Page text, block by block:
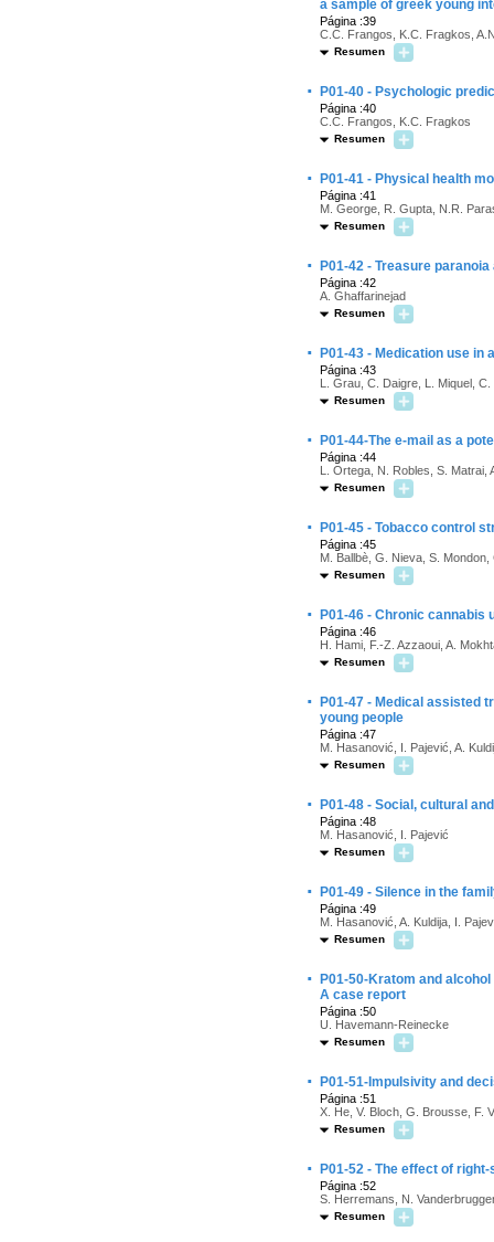
a sample of greek young
Página :39
C.C. Frangos, K.C. Fragkos,
Resumen
· P01-40 - Psychologic
Página :40
C.C. Frangos, K.C. Fragkos
Resumen
· P01-41 - Physical health
Página :41
M. George, R. Gupta, N.R.
Resumen
· P01-42 - Treasure
Página :42
A. Ghaffarinejad
Resumen
· P01-43 - Medication use
Página :43
L. Grau, C. Daigre, L. Miquel,
Resumen
· P01-44-The e-mail as a
Página :44
L. Ortega, N. Robles, S. Matrai,
Resumen
· P01-45 - Tobacco control
Página :45
M. Ballbè, G. Nieva, S.
Resumen
· P01-46 - Chronic cannabis
Página :46
H. Hami, F.-Z. Azzaoui, A.
Resumen
·
P01-47 - Medical assisted
young people
Página :47
M. Hasanović, I. Pajević, A.
Resumen
· P01-48 - Social, cultural
Página :48
M. Hasanović, I. Pajević
Resumen
· P01-49 - Silence in the
Página :49
M. Hasanović, A. Kuldija, I.
Resumen
·
P01-50-Kratom and
A case report
Página :50
U. Havemann-Reinecke
Resumen
· P01-51-Impulsivity and
Página :51
X. He, V. Bloch, G. Brousse, F.
Resumen
· P01-52 - The effect of
Página :52
S. Herremans, N.
Resumen